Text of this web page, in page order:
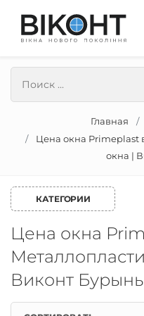
Главная
Цена окна Primeplast
окна |
КАТЕГОРИИ
Цена окна
Виконт Бурынь